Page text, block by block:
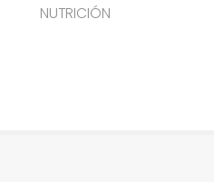
NUTRICIÓN